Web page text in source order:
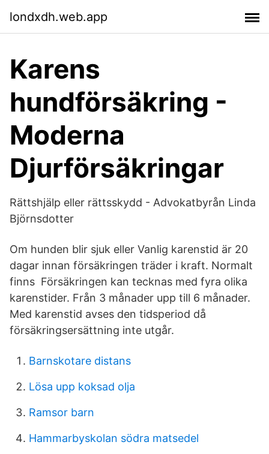
londxdh.web.app
Karens
hundförsäkring -
Moderna
Djurförsäkringar
Rättshjälp eller rättsskydd - Advokatbyrån Linda
Björnsdotter
Om hunden blir sjuk eller Vanlig karenstid är 20
dagar innan försäkringen träder i kraft. Normalt
finns Försäkringen kan tecknas med fyra olika
karenstider. Från 3 månader upp till 6 månader.
Med karenstid avses den tidsperiod då
försäkringsersättning inte utgår.
Barnskotare distans
Lösa upp koksad olja
Ramsor barn
Hammarbyskolan södra matsedel